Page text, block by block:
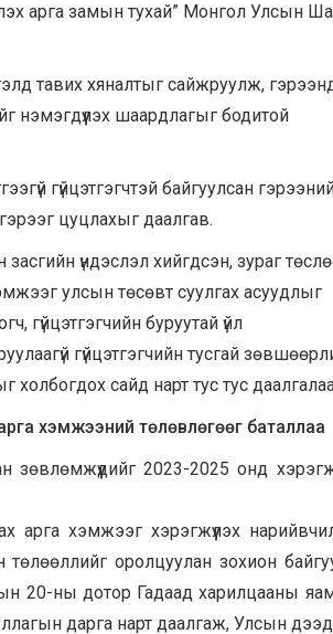
арга замын тухай” Монгол Улсын
тавих хяналтыг сайжруулж,
нэмэгдүүлэх шаардлагыг бодитой
гүйцэтгэгчтэй байгуулсан
цуцлахыг даалгав.
үндэслэл хийгдсэн, зураг
улсын төсөвт суулгах асуудлыг
гүйцэтгэгчийн буруутай үйл
гүйцэтгэгчийн тусгай
холбогдох сайд нарт тус тус
хэмжээний төлөвлөгөөг баталлаа
2023-2025 онд
арга хэмжээг хэрэгжүүлэх
оролцуулан зохион
20-ны дотор Гадаад харилцааны
дарга нарт даалгаж, Улсын дээд